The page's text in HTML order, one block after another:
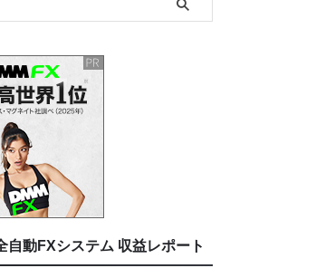
自動FXシステム 収益レポート